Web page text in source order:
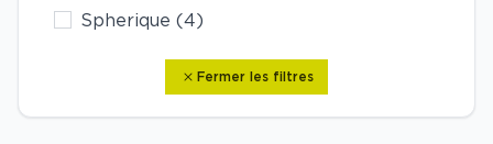
Spherique (4)
Fermer les filtres